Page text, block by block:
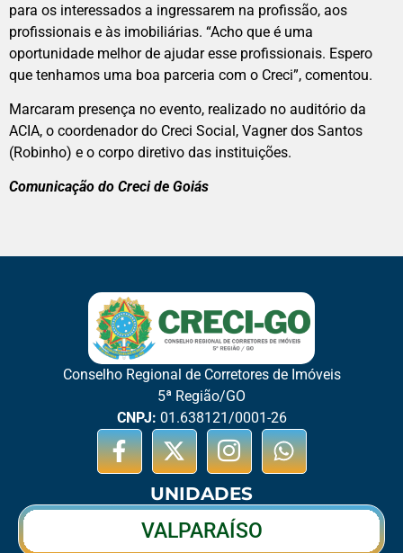
para os interessados a ingressarem na profissão, aos
profissionais e às imobiliárias. “Acho que é uma
oportunidade melhor de ajudar esse profissionais. Espero
que tenhamos uma boa parceria com o Creci”, comentou.
Marcaram presença no evento, realizado no auditório da
ACIA, o coordenador do Creci Social, Vagner dos Santos
(Robinho) e o corpo diretivo das instituições.
Comunicação do Creci de Goiás
Conselho Regional de Corretores de Imóveis
5ª Região/GO
CNPJ: 01.638121/0001-26
UNIDADES
VALPARAÍSO